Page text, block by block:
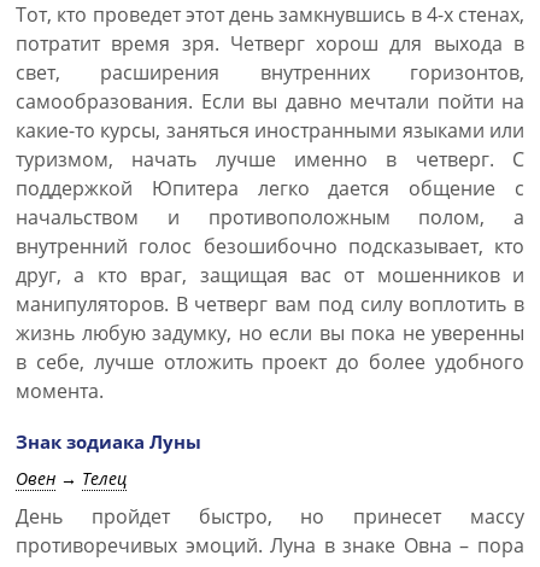
Тот, кто проведет этот день замкнувшись в 4-х стенах,
потратит время зря. Четверг хорош для выхода в
свет, расширения внутренних горизонтов,
самообразования. Если вы давно мечтали пойти на
какие-то курсы, заняться иностранными языками или
туризмом, начать лучше именно в четверг. С
поддержкой Юпитера легко дается общение с
начальством и противоположным полом, а
внутренний голос безошибочно подсказывает, кто
друг, а кто враг, защищая вас от мошенников и
манипуляторов. В четверг вам под силу воплотить в
жизнь любую задумку, но если вы пока не уверенны
в себе, лучше отложить проект до более удобного
момента.
Знак зодиака Луны
Овен → Телец
День пройдет быстро, но принесет массу
противоречивых эмоций. Луна в знаке Овна – пора